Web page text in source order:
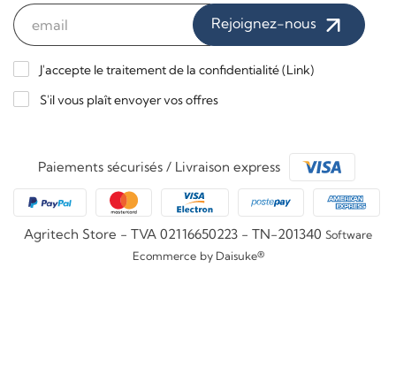
Rejoignez-nous
J'accepte le traitement de la confidentialité (Link)
S'il vous plaît envoyer vos offres
Paiements sécurisés / Livraison express
Agritech Store - TVA 02116650223 - TN-201340 Software
Ecommerce by Daisuke®